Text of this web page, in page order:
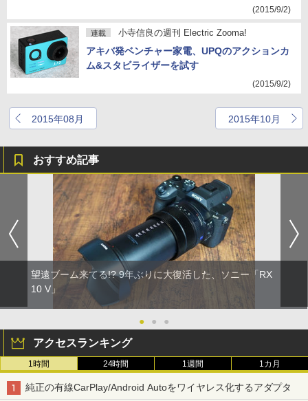
(2015/9/2)
連載 小寺信良の週刊 Electric Zooma!
アキバ発ベンチャー家電、UPQのアクションカ
ム&スタビライザーを試す
(2015/9/2)
2015年08月 2015年10月
おすすめ記事
望遠ブーム来てる!? 9年ぶりに大復活した、ソニー「RX
10 V」
● ● ●
アクセスランキング
1時間 24時間 1週間 1カ月
純正の有線CarPlay/Android Autoをワイヤレス化するアダプタ